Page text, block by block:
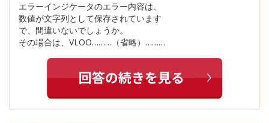
エラーインジケータのエラー内容は、
数値が文字列として保存されています
で、間違いないでしょうか。
その場合は、VLOO………（省略）………